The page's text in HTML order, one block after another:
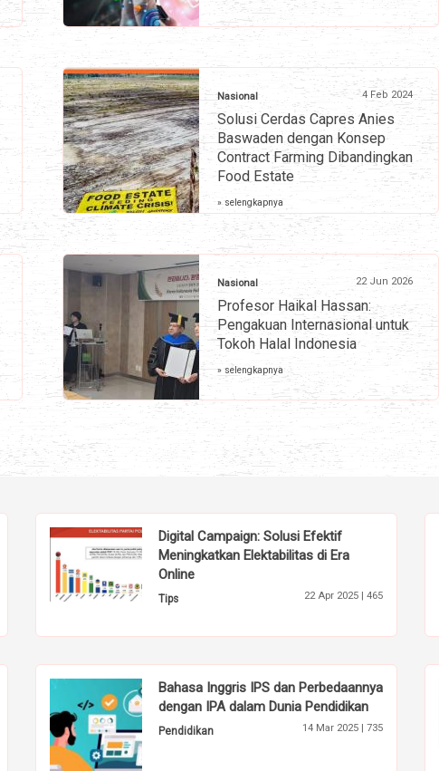
Nasional 4 Feb 2024
Solusi Cerdas Capres Anies
Baswaden dengan Konsep
Contract Farming Dibandingkan
Food Estate
» selengkapnya
Nasional 22 Jun 2026
Profesor Haikal Hassan:
Pengakuan Internasional untuk
Tokoh Halal Indonesia
» selengkapnya
Digital Campaign: Solusi Efektif
Meningkatkan Elektabilitas di Era
Online
Tips 22 Apr 2025 | 465
Bahasa Inggris IPS dan Perbedaannya
dengan IPA dalam Dunia Pendidikan
Pendidikan 14 Mar 2025 | 735